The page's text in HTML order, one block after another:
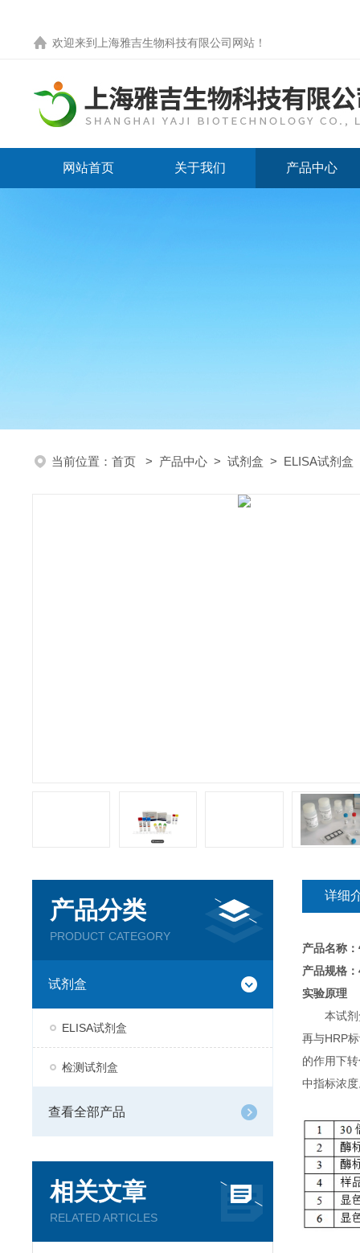
欢迎来到 上海雅吉生物科技有限公司网站 ！
网站首页 关于我们 产品中心
当前位置： 首页 > 产品中心 > 试剂盒 > ELISA试剂盒
产品分类
PRODUCT CATEGORY
试剂盒
ELISA试剂盒
检测试剂盒
查看全部产品
相关文章
RELATED ARTICLES
详细
产品名称：
产品规格
实验原理
本试
再与HRP
的作用下
中指标浓